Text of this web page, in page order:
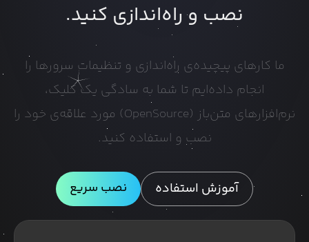
نصب و راه‌اندازی کنید.
ما کارهای پیچیده‌ی راه‌اندازی و تنظیمات سرورها را
انجام داده‌ایم تا شما به سادگی یک کلیک،
نرم‌افزارهای متن‌باز (OpenSource) مورد علاقه‌ی خود را
نصب و استفاده کنید.
آموزش استفاده نصب سریع